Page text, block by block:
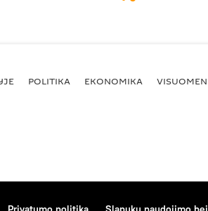
POLITIKA EKONOMIKA